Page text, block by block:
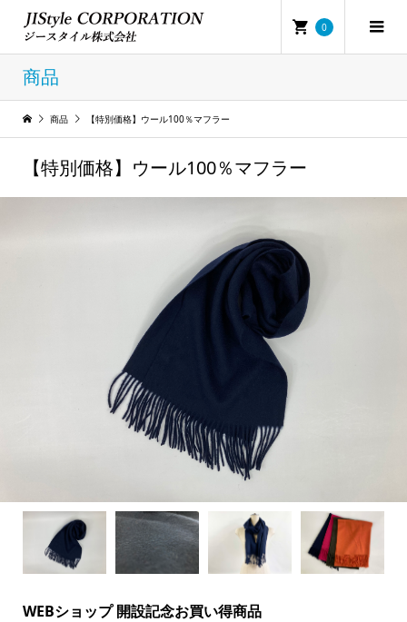
0
商品
商品 【特別価格】ウール100％マフラー
【特別価格】ウール100％マフラー
WEBショップ 開設記念お買い得商品